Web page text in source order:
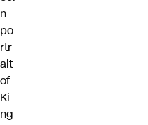
n
po
rtr
ait
of
Ki
ng